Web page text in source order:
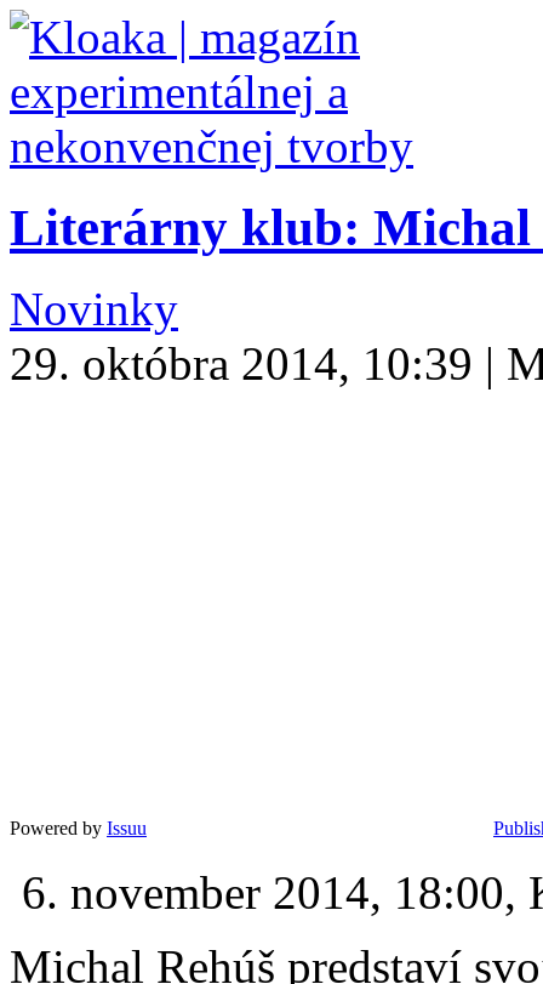
Literárny klub: Michal
Novinky
29. októbra 2014, 10:39 |
Powered by Issuu
6. november 2014,
Michal Rehúš predstaví